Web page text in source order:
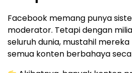
Facebook memang punya
moderator. Tetapi dengan
seluruh dunia, mustahil
semua konten berbahaya